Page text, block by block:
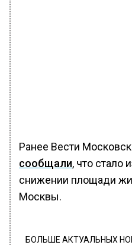
Ранее Вести
сообщали, что стало
снижении площади
Москвы.
БОЛЬШЕ АКТУАЛЬНЫХ